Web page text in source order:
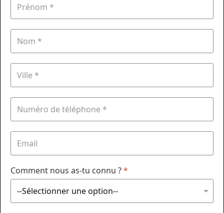
Comment nous as-tu connu ?*